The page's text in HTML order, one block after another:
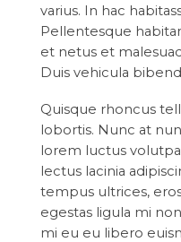
varius. In hac
Pellentesque
et netus et
Duis vehicula
Quisque rhoncus
lobortis. Nunc at
lorem luctus
lectus lacinia
tempus ultrices,
egestas ligula mi
mi eu eu libero